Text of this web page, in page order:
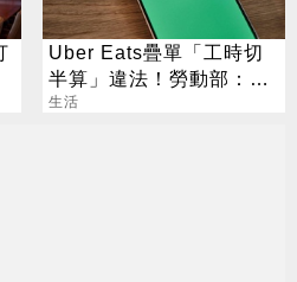
Uber Eats疊單「工時切
半算」違法！勞動部：每
案可罰2萬
生活